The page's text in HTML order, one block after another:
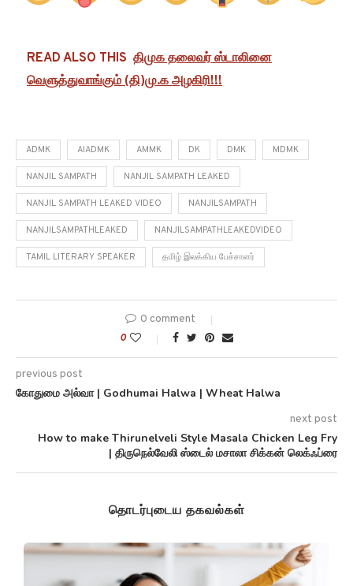
READ ALSO THIS திமுக தலைவர் ஸ்டாலினை
வெளுத்துவாங்கும் (தி)மு.க அழகிரி!!!
ADMK AIADMK AMMK DK DMK MDMK
NANJIL SAMPATH NANJIL SAMPATH LEAKED
NANJIL SAMPATH LEAKED VIDEO NANJILSAMPATH
NANJILSAMPATHLEAKED NANJILSAMPATHLEAKEDVIDEO
TAMIL LITERARY SPEAKER தமிழ் இலக்கிய பேச்சாளர்
0 comment
0
previous post
கோதுமை அல்வா | Godhumai Halwa | Wheat Halwa
next post
How to make Thirunelveli Style Masala Chicken Leg Fry
| திருநெல்வேலி ஸ்டைல் ​​மசாலா சிக்கன் லெக்ஃப்ரை
தொடர்புடைய தகவல்கள்